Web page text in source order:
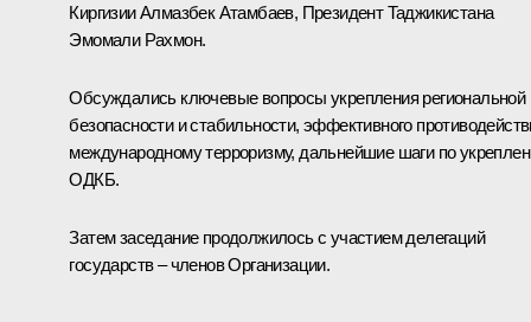
КиргизииАлмазбек Атамбаев, Президент Таджикистана
Эмомали Рахмон.
Обсуждались ключевые вопросы укрепления региональной
безопасности и стабильности, эффективного
международному терроризму, дальнейшие шаги по
ОДКБ.
Затем заседание продолжилось с участием делегаций
государств – членов Организации.